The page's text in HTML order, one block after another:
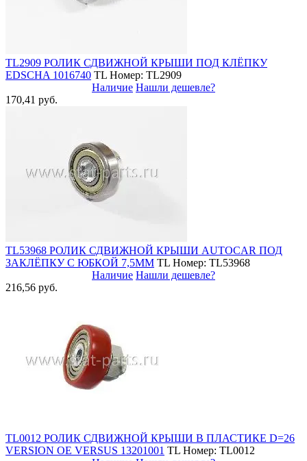
TL2909 РОЛИК СДВИЖНОЙ КРЫШИ ПОД КЛЁПКУ
EDSCHA 1016740 TL Номер: TL2909
Наличие Нашли дешевле?
170,41 руб.
TL53968 РОЛИК СДВИЖНОЙ КРЫШИ AUTOCAR ПОД
ЗАКЛЁПКУ С ЮБКОЙ 7,5ММ TL Номер: TL53968
Наличие Нашли дешевле?
216,56 руб.
TL0012 РОЛИК СДВИЖНОЙ КРЫШИ В ПЛАСТИКЕ D=26
VERSION OE VERSUS 13201001 TL Номер: TL0012